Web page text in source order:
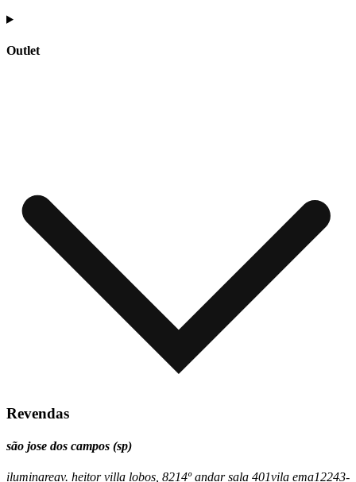
Outlet
Revendas
são jose dos campos (sp)
iluminareav. heitor villa lobos, 8214º andar sala 401vila ema12243-